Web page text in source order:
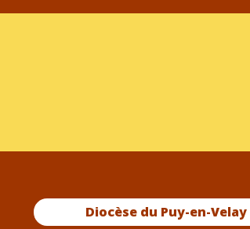
Diocèse du Puy-en-Velay